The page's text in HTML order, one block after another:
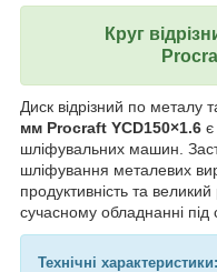
Круг
Диск відрізний по металу
мм Procraft YCD150×1.6
шліфувальних машин.
шліфування металевих
продуктивність та
сучасному обладнанні під
Технічні характеристики: